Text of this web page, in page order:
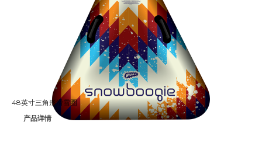
48英寸三角形滑雪圈
产品详情